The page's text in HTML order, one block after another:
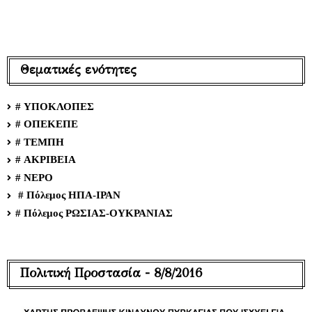
Θεματικές ενότητες
# ΥΠΟΚΛΟΠΕΣ
# ΟΠΕΚΕΠΕ
# ΤΕΜΠΗ
# ΑΚΡΙΒΕΙΑ
# ΝΕΡΟ
# Πόλεμος ΗΠΑ-ΙΡΑΝ
# Πόλεμος ΡΩΣΙΑΣ-ΟΥΚΡΑΝΙΑΣ
Πολιτική Προστασία - 8/8/2016